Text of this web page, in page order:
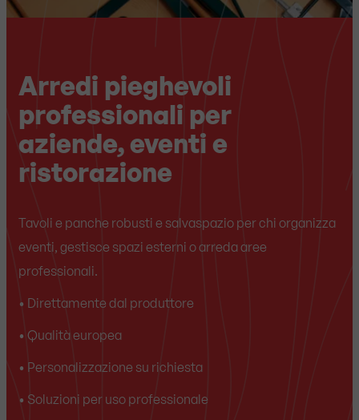
Arredi pieghevoli
professionali per
aziende, eventi e
ristorazione
Tavoli e panche robusti e salvaspazio per chi organizza
eventi, gestisce spazi esterni o arreda aree
professionali.
• Direttamente dal produttore
• Qualità europea
• Personalizzazione su richiesta
• Soluzioni per uso professionale